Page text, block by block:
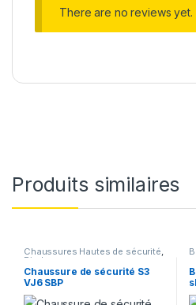
There are no reviews yet.
Produits similaires
Chaussures Hautes de sécurité,
Pieds
Chaussure de sécurité S3
VJ6 SBP